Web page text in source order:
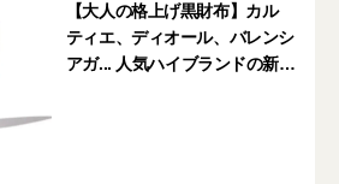
【大人の格上げ黒財布】カル
ティエ、ディオール、バレンシ
アガ... 人気ハイブランドの新作